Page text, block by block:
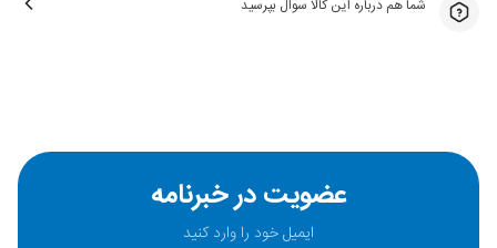
شما هم درباره این کالا سوال بپرسید
عضویت در خبرنامه